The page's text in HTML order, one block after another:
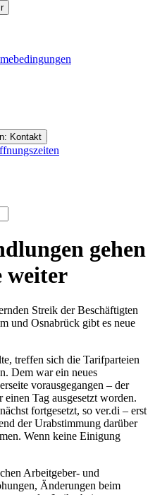
Kontakt
gehen
weiter
Streik der Beschäftigten
und Osnabrück gibt es neue
treffen sich die Tarifparteien
Dem war ein neues
vorausgegangen – der
Tag ausgesetzt worden.
fortgesetzt, so ver.di – erst
der Urabstimmung darüber
Wenn keine Einigung
Arbeitgeber- und
Änderungen beim